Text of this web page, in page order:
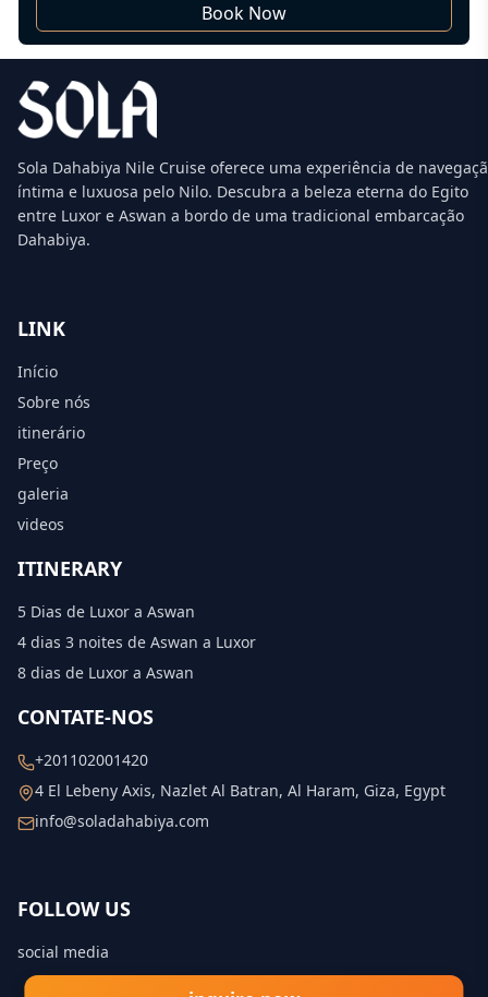
Book Now
Sola Dahabiya Nile Cruise oferece uma experiência de
íntima e luxuosa pelo Nilo. Descubra a beleza eterna do Egito
entre Luxor e Aswan a bordo de uma tradicional embarcação
Dahabiya.
LINK
Início
Sobre nós
itinerário
Preço
galeria
videos
ITINERARY
5 Dias de Luxor a Aswan
4 dias 3 noites de Aswan a Luxor
8 dias de Luxor a Aswan
CONTATE-NOS
+201102001420
4 El Lebeny Axis, Nazlet Al Batran, Al Haram, Giza, Egypt
info@soladahabiya.com
FOLLOW US
social media